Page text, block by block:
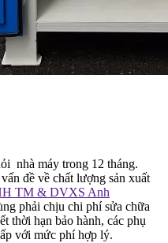
nhà máy trong 12 tháng.
đề về chất lượng sản xuất
TM & DVXS Anh
phải chịu chi phí sửa chữa
thời hạn bảo hành, các phụ
với mức phí hợp lý.